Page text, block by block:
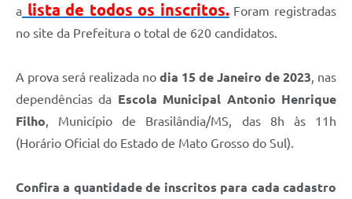
a lista de todos os inscritos.Foram registradas
no site da Prefeitura o total de 620 candidatos.
A prova será realizada no dia 15 de Janeiro de 2023, nas
dependências da Escola Municipal Antonio Henrique
Filho, Município de Brasilândia/MS, das 8h às 11h
(Horário Oficial do Estado de Mato Grosso do Sul).
Confira a quantidade de inscritos para cada cadastro